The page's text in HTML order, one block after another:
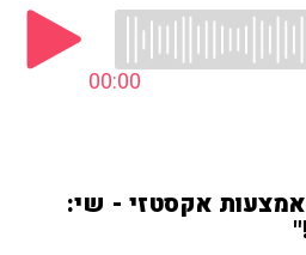
00:00
אקסטזי - שי: